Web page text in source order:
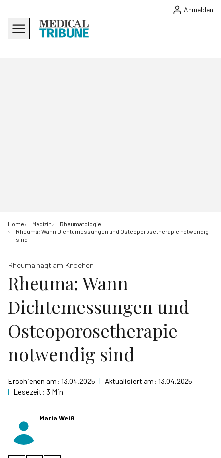
Anmelden
Home Medizin
Rheumatologie
Rheuma: Wann Dichtemessungen und Osteoporosetherapie notwendig
sind
Rheuma nagt am Knochen
Rheuma: Wann
Dichtemessungen und
Osteoporosetherapie
notwendig sind
Erschienen am: 13.04.2025 | Aktualisiert am: 13.04.2025
| Lesezeit: 3 Min
Maria Weiß